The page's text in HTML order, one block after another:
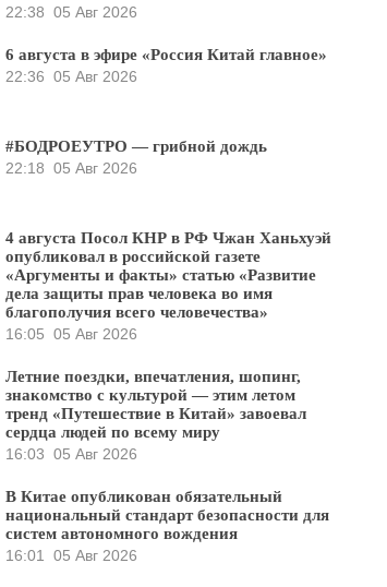
22:38 05 Авг 2026
6 августа в эфире «Россия Китай главное»
22:36 05 Авг 2026
#БОДРОЕУТРО — грибной дождь
22:18 05 Авг 2026
4 августа Посол КНР в РФ Чжан Ханьхуэй
опубликовал в российской газете
«Аргументы и факты» статью «Развитие
дела защиты прав человека во имя
благополучия всего человечества»
16:05 05 Авг 2026
Летние поездки, впечатления, шопинг,
знакомство с культурой — этим летом
тренд «Путешествие в Китай» завоевал
сердца людей по всему миру
16:03 05 Авг 2026
В Китае опубликован обязательный
национальный стандарт безопасности для
систем автономного вождения
16:01
05 Авг 2026